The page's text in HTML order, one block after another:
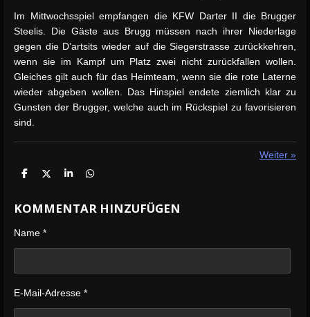
Im Mittwochsspiel empfangen die KFW Darter II die Brugger
Steelis. Die Gäste aus Brugg müssen nach ihrer Niederlage
gegen die D’artsits wieder auf die Siegerstrasse zurückkehren,
wenn sie im Kampf um Platz zwei nicht zurückfallen wollen.
Gleiches gilt auch für das Heimteam, wenn sie die rote Laterne
wieder abgeben wollen. Das Hinspiel endete ziemlich klar zu
Gunsten der Brugger, welche auch im Rückspiel zu favorisieren
sind.
Weiter »
T
l
e
T
l
e
T
l
e
T
l
e
KOMMENTAR HINZUFÜGEN
Name *
E-Mail-Adresse *